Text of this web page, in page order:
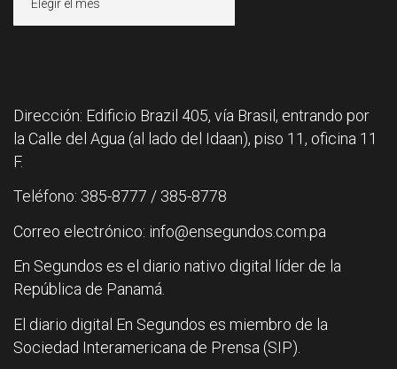
Dirección: Edificio Brazil 405, vía Brasil, entrando por
la Calle del Agua (al lado del Idaan), piso 11, oficina 11
F.
Teléfono: 385-8777 / 385-8778
Correo electrónico: info@ensegundos.com.pa
En Segundos es el diario nativo digital líder de la
República de Panamá.
El diario digital En Segundos es miembro de la
Sociedad Interamericana de Prensa (SIP).